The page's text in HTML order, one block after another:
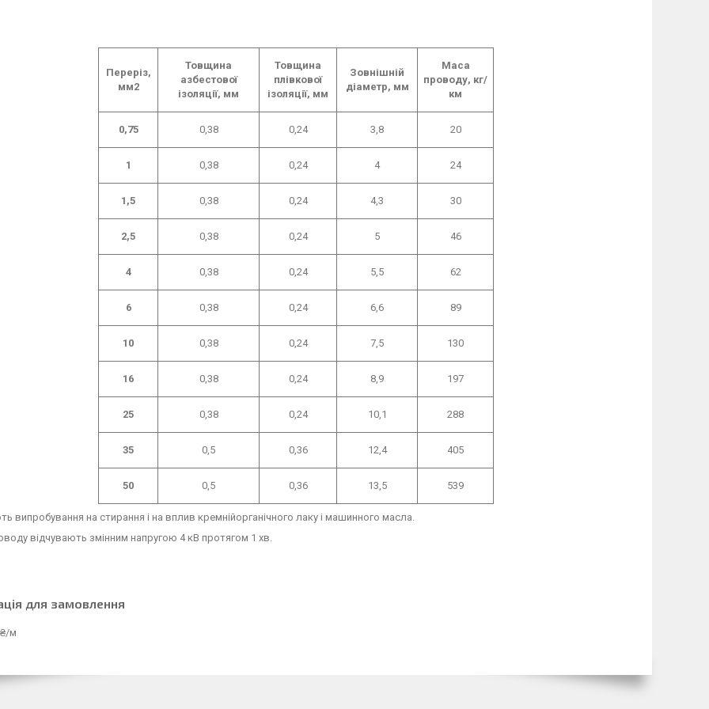
Переріз,
мм2
Товщина
азбестової
ізоляції, мм
Товщина
плівкової
ізоляції, мм
Зовнішній
діаметр, мм
Маса
проводу, кг/
км
0,75 0,38 0,24 3,8 20
1 0,38 0,24 4 24
1,5 0,38 0,24 4,3 30
2,5 0,38 0,24 5 46
4 0,38 0,24 5,5 62
6 0,38 0,24 6,6 89
10 0,38 0,24 7,5 130
16 0,38 0,24 8,9 197
25 0,38 0,24 10,1 288
35 0,5 0,36 12,4 405
50 0,5 0,36 13,5 539
випробування на стирання і на вплив кремнійорганічного лаку і машинного масла.
відчувають змінним напругою 4 кВ протягом 1 хв.
для замовлення
м